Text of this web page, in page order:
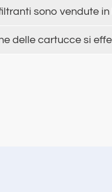
sono vendute in
delle cartucce si